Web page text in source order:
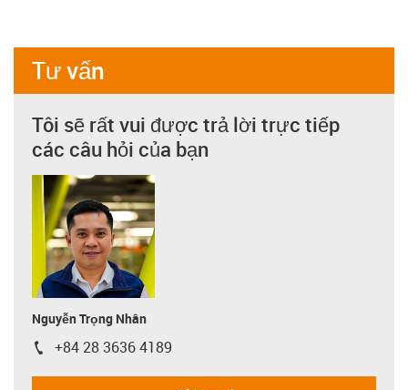
Tư vấn
Tôi sẽ rất vui được trả lời trực tiếp
các câu hỏi của bạn
Nguyễn Trọng Nhân
igus-icon-phone
+84 28 3636 4189